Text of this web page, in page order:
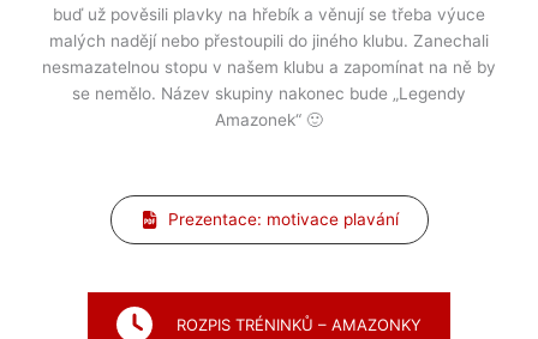
buď už pověsili plavky na hřebík a věnují se třeba výuce
malých nadějí nebo přestoupili do jiného klubu. Zanechali
nesmazatelnou stopu v našem klubu a zapomínat na ně by
se nemělo. Název skupiny nakonec bude „Legendy
Amazonek“ 🙂
Prezentace: motivace plavání
ROZPIS TRÉNINKŮ – AMAZONKY